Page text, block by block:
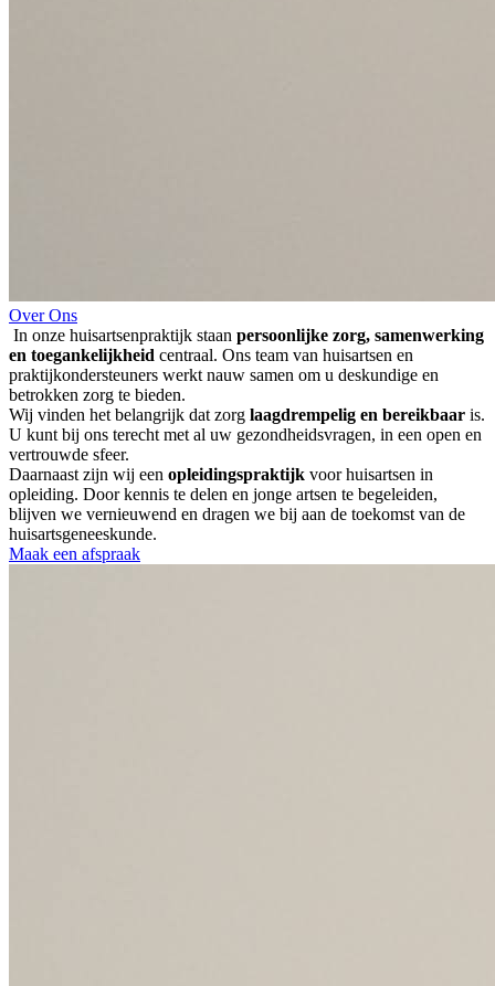
Over Ons
In onze huisartsenpraktijk staan persoonlijke zorg, samenwerking
en toegankelijkheid centraal. Ons team van huisartsen en
praktijkondersteuners werkt nauw samen om u deskundige en
betrokken zorg te bieden.
Wij vinden het belangrijk dat zorg laagdrempelig en bereikbaar is.
U kunt bij ons terecht met al uw gezondheidsvragen, in een open en
vertrouwde sfeer.
Daarnaast zijn wij een opleidingspraktijk voor huisartsen in
opleiding. Door kennis te delen en jonge artsen te begeleiden,
blijven we vernieuwend en dragen we bij aan de toekomst van de
huisartsgeneeskunde.
Maak een afspraak